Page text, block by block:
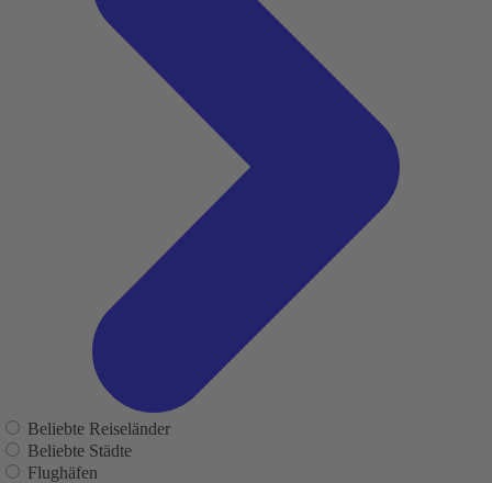
Beliebte Reiseländer
Beliebte Städte
Flughäfen